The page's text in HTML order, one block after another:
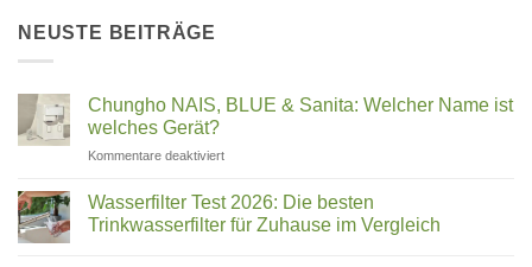
NEUSTE BEITRÄGE
Chungho NAIS, BLUE & Sanita: Welcher Name ist
welches Gerät?
Kommentare deaktiviertfür
NAIS,
BLUE
Wasserfilter Test 2026: Die besten
Trinkwasserfilter für Zuhause im Vergleich